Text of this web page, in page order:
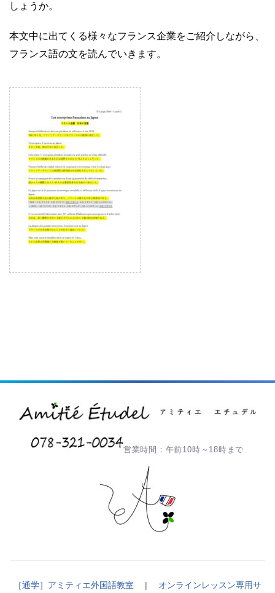
しょうか。
本文中に出てくる様々なフランス企業をご紹介しながら、
フランス語の文を読んでいきます。
営業時間：午前10時～18時まで
［通学］アミティエ外国語教室 | オンラインレッスン専用サ